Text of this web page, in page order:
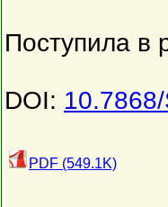
Поступила в
DOI:
PDF (549.1K)